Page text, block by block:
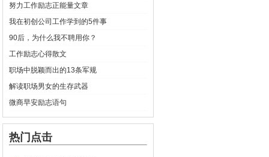
努力工作励志正能量文章
我在初创公司工作学到的5件事
90后，为什么我不聘用你？
工作励志心得散文
职场中脱颖而出的13条军规
解读职场男女的生存武器
微商早安励志语句
热门点击